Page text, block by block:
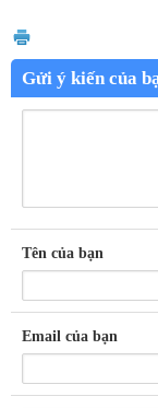
Gửi ý kiến của
Tên của bạn
Email của bạn